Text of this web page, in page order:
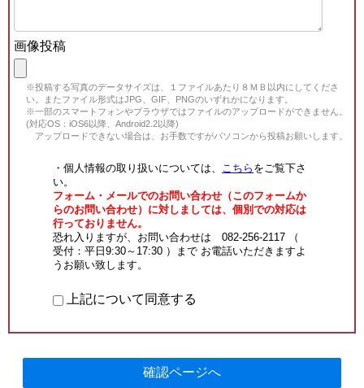
画像投稿
※投稿する写真のデータサイズは、１ファイルあたり８ＭＢ以内にしてくださ
い。またファイル形式はJPG、GIF、PNGのいずれかになります。
※一部のスマートフォンやブラウザではファイルのアップロードができません。
(対応OS：iOS6以降、Android2.2以降)
アップロードできない場合は、お手数ですがパソコンから投稿お願いします。
・個人情報の取り扱いについては、 こちら をご覧下さ
い。
フォーム・メールでのお問い合わせ（このフォームか
らのお問い合わせ）に対しましては、個別での対応は
行っておりません。
恐れ入りますが、お問い合わせは 082-256-2117 （
受付：平日9:30～17:30 ）まで お電話いただきますよ
うお願い致します。
上記について同意する
確認ページへ